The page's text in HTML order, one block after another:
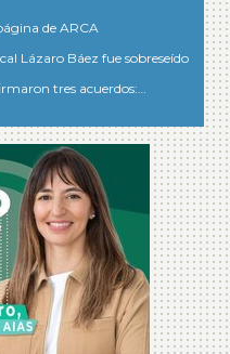
de ARCA
Lázaro Báez fue sobreseído
tres acuerdos:…